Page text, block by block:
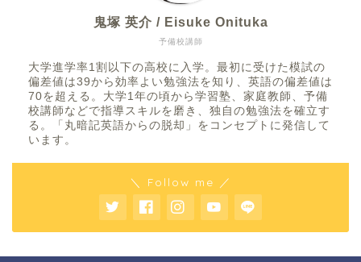
予備校講師
鬼塚 英介 / Eisuke Onituka
大学進学率1割以下の高校に入学。最初に受けた模試の
偏差値は39から効率よい勉強法を知り、英語の偏差値は
70を超える。大学1年の頃から学習塾、家庭教師、予備
校講師などで指導スキルを磨き、独自の勉強法を確立す
る。「丸暗記英語からの脱却」をコンセプトに発信して
います。
＼ Follow me ／